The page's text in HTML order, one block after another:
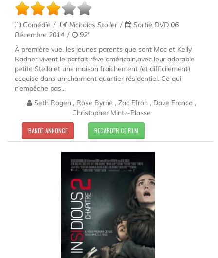
Comédie Nicholas Stoller
Sortie DVD 06
Décembre 2014
92'
À première vue, les jeunes parents que sont Mac et Kelly
Radner vivent le parfait rêve américain,avec leur adorable
petite Stella et une maison fraîchement (et difficilement)
acquise dans un charmant quartier résidentiel. Ce qui
n’empêche pas...
Seth Rogen , Rose Byrne , Zac Efron , Dave Franco ,
Christopher Mintz-Plasse
BANDE ANNONCE REGARDER CE FILM